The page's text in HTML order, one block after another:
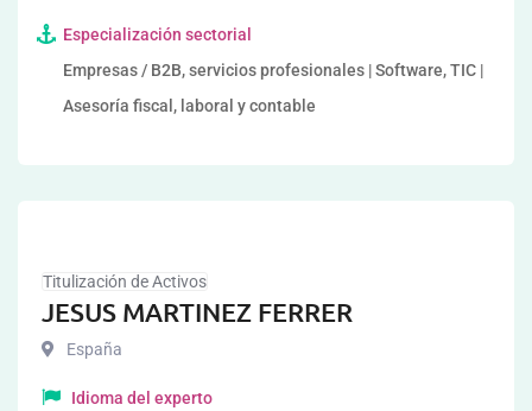
Especialización sectorial
Empresas / B2B, servicios profesionales | Software, TIC |
Asesoría fiscal, laboral y contable
Titulización de Activos
JESUS MARTINEZ FERRER
España
Idioma del experto